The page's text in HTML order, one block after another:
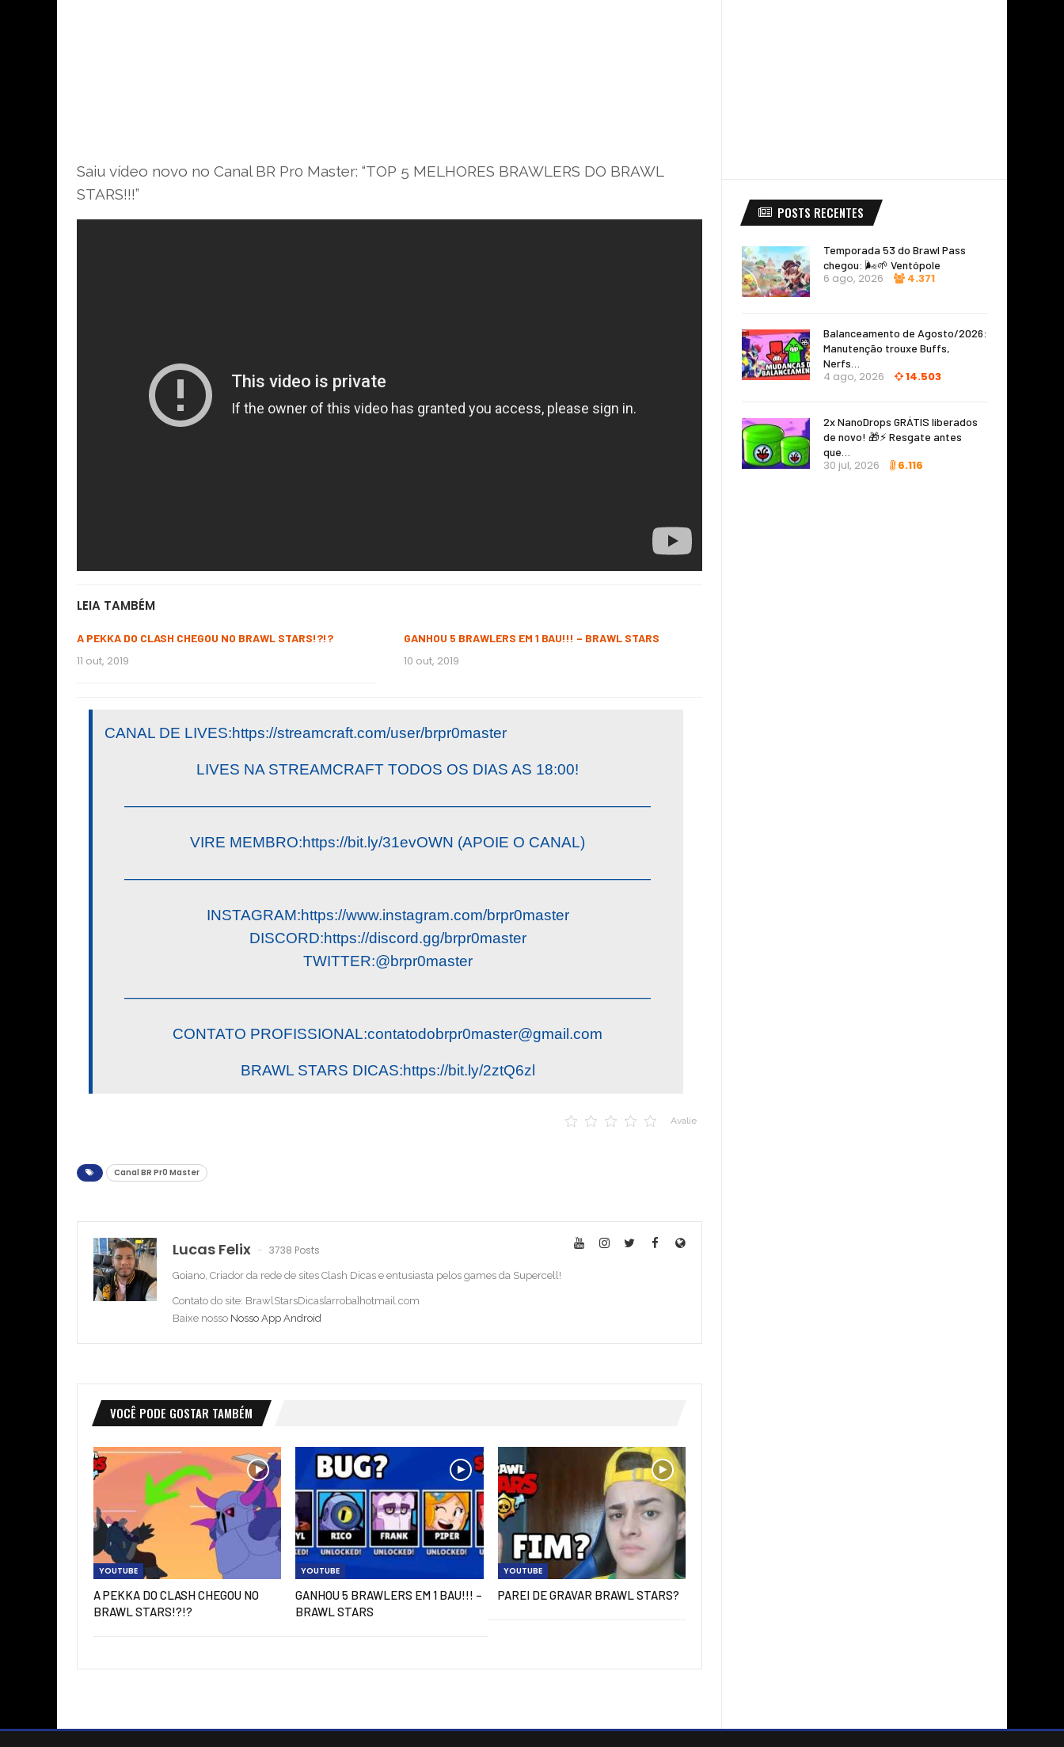
Saiu vídeo novo no Canal BR Pr0 Master: “TOP 5 MELHORES BRAWLERS DO BRAWL
STARS!!!”
LEIA TAMBÉM
A PEKKA DO CLASH CHEGOU NO BRAWL STARS!?!?
11 out, 2019
GANHOU 5 BRAWLERS EM 1 BAU!!! – BRAWL STARS
10 out, 2019
CANAL DE LIVES:https://streamcraft.com/user/brpr0master
LIVES NA STREAMCRAFT TODOS OS DIAS AS 18:00!
———————————————————————————————————
VIRE MEMBRO:https://bit.ly/31evOWN (APOIE O CANAL)
———————————————————————————————————
INSTAGRAM:https://www.instagram.com/brpr0master
DISCORD:https://discord.gg/brpr0master
TWITTER:@brpr0master
———————————————————————————————————
CONTATO PROFISSIONAL:contatodobrpr0master@gmail.com
BRAWL STARS DICAS:https://bit.ly/2ztQ6zl
Avalie
Canal BR Pr0 Master
Lucas Felix 3738 Posts
Goiano, Criador da rede de sites Clash Dicas e entusiasta pelos games da Supercell!
Contato do site: BrawlStarsDicas[arroba]hotmail.com
Baixe nosso Nosso App Android
VOCÊ PODE GOSTAR TAMBÉM
YOUTUBE
A PEKKA DO CLASH CHEGOU NO
BRAWL STARS!?!?
YOUTUBE
GANHOU 5 BRAWLERS EM 1 BAU!!! –
BRAWL STARS
YOUTUBE
PAREI DE GRAVAR BRAWL STARS?
POSTS RECENTES
Temporada 53 do Brawl Pass
chegou: 🌬️🌱 Ventópole
6 ago, 2026 4.371
Balanceamento de Agosto/2026:
Manutenção trouxe Buffs,
Nerfs…
4 ago, 2026 14.503
2x NanoDrops GRÁTIS liberados
de novo! 🎁⚡ Resgate antes
que…
30 jul, 2026 6.116